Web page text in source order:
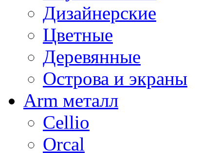
Дизайнерские
Цветные
Деревянные
Острова и экраны
Arm металл
Cellio
Orcal